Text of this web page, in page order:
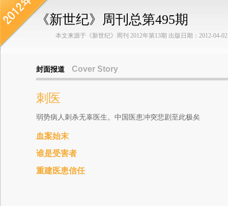
《新世纪》周刊总第495期
本文来源于《新世纪》周刊 2012年第13期 出版日期：2012-04-02
封面报道 Cover Story
刺医
弱势病人刺杀无辜医生。中国医患冲突悲剧至此极矣
血案始末
谁是受害者
重建医患信任